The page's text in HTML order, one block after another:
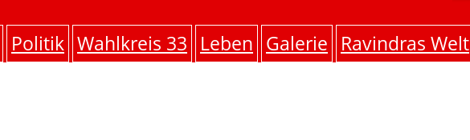
Politik Wahlkreis 33 Leben Galerie Ravindras Welt